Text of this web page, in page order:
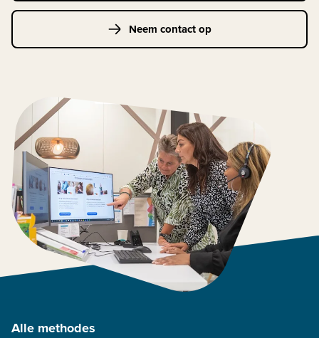
Neem contact op
Alle methodes